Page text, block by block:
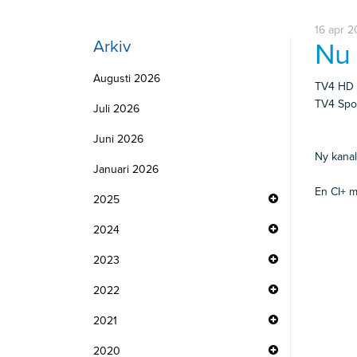
Arkiv
Augusti 2026
Juli 2026
Juni 2026
Januari 2026
2025
2024
2023
2022
2021
2020
16 apr
TV4 HD
TV4
Ny
En CI+